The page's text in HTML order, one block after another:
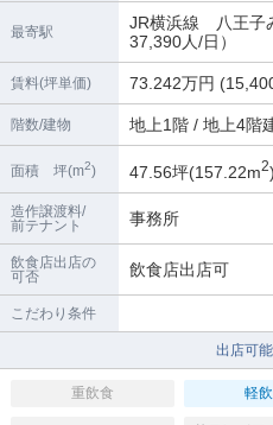
最寄駅
JR横浜線 八王子
37,390人/日）
賃料(坪単価) 73.242万円
階数/建物 地上1階 / 地上4階
面積 坪(m2) 47.56坪(157.22m2)
造作譲渡料/
前テナント
事務所
飲食店出店の
可否
飲食店出店可
こだわり条件
出店可
重飲食 軽